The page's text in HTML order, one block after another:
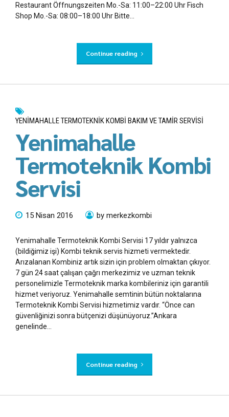
Restaurant Öffnungszeiten Mo.-Sa: 11:00–22:00 Uhr Fisch
Shop Mo.-Sa: 08:00–18:00 Uhr Bitte...
Continue reading
YENIMAHALLE TERMOTEKNIK KOMBI BAKIM VE TAMIR SERVISI
Yenimahalle
Termoteknik Kombi
Servisi
15 Nisan 2016 by merkezkombi
Yenimahalle Termoteknik Kombi Servisi 17 yıldır yalnızca
(bildiğimiz işi) Kombi teknik servis hizmeti vermektedir.
Arızalanan Kombiniz artık sizin için problem olmaktan çıkıyor.
7 gün 24 saat çalışan çağrı merkezimiz ve uzman teknik
personelimizle Termoteknik marka kombileriniz için garantili
hizmet veriyoruz. Yenimahalle semtinin bütün noktalarına
Termoteknik Kombi Servisi hizmetimiz vardır. “Önce can
güvenliğinizi sonra bütçenizi düşünüyoruz.”Ankara
genelinde...
Continue reading